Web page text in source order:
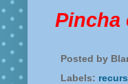
Pincha
Posted by
Labels: